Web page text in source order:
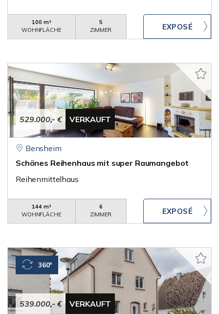
100 m²
WOHNFLÄCHE
5
ZIMMER
529.000,- € VERKAUFT
Bensheim
Schönes Reihenhaus mit super Raumangebot
Reihenmittelhaus
144 m²
WOHNFLÄCHE
6
ZIMMER
539.000,- € VERKAUFT
360°